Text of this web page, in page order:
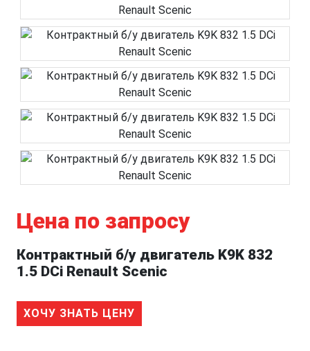
Цена по запросу
Контрактный б/у двигатель K9K 832
1.5 DCi Renault Scenic
ХОЧУ ЗНАТЬ ЦЕНУ